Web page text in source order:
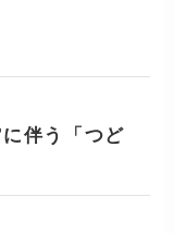
伴う「つど